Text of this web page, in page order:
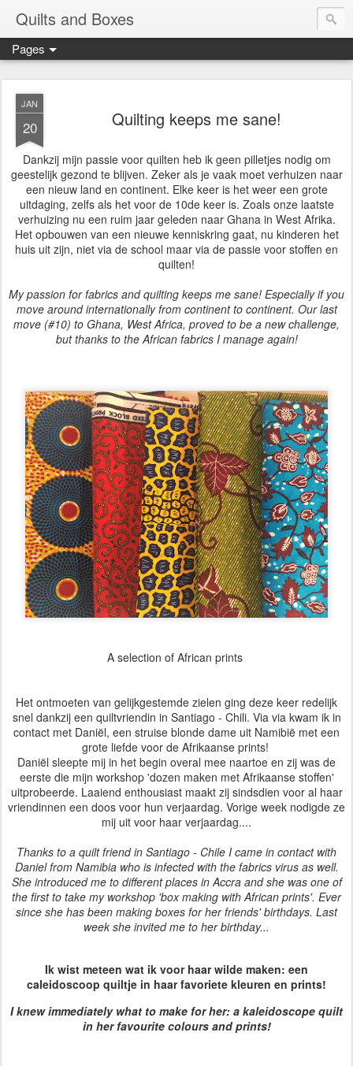
Quilts and Boxes
Pages
JAN
20 Quilting keeps me sane!
Dankzij mijn passie voor quilten heb ik geen pilletjes nodig om
geestelijk gezond te blijven. Zeker als je vaak moet verhuizen naar
een nieuw land en continent. Elke keer is het weer een grote
uitdaging, zelfs als het voor de 10de keer is. Zoals onze laatste
verhuizing nu een ruim jaar geleden naar Ghana in West Afrika.
Het opbouwen van een nieuwe kenniskring gaat, nu kinderen het
huis uit zijn, niet via de school maar via de passie voor stoffen en
quilten!
My passion for fabrics and quilting keeps me sane! Especially if you
move around internationally from continent to continent. Our last
move (#10) to Ghana, West Africa, proved to be a new challenge,
but thanks to the African fabrics I manage again!
A selection of African prints
Het ontmoeten van gelijkgestemde zielen ging deze keer redelijk
snel dankzij een quiltvriendin in Santiago - Chili. Via via kwam ik in
contact met Daniël, een struise blonde dame uit Namibië met een
grote liefde voor de Afrikaanse prints!
Daniël sleepte mij in het begin overal mee naartoe en zij was de
eerste die mijn workshop 'dozen maken met Afrikaanse stoffen'
uitprobeerde. Laaiend enthousiast maakt zij sindsdien voor al haar
vriendinnen een doos voor hun verjaardag. Vorige week nodigde ze
mij uit voor haar verjaardag....
Thanks to a quilt friend in Santiago - Chile I came in contact with
Daniel from Namibia who is infected with the fabrics virus as well.
She introduced me to different places in Accra and she was one of
the first to take my workshop 'box making with African prints'. Ever
since she has been making boxes for her friends' birthdays. Last
week she invited me to her birthday...
Ik wist meteen wat ik voor haar wilde maken: een
caleidoscoop quiltje in haar favoriete kleuren en prints!
I knew immediately what to make for her: a kaleidoscope quilt
in her favourite colours and prints!